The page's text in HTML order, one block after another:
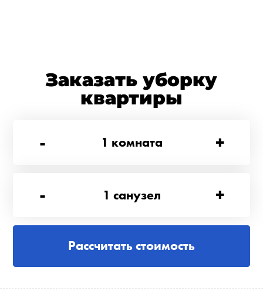
Заказать уборку
квартиры
-
1 комната +
- 1 санузел +
Рассчитать стоимость